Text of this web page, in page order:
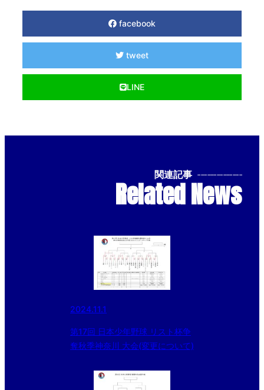
facebook
tweet
LINE
関連記事 --------------
Related News
2024.11.1
第17回 日本少年野球 リスト杯争
奪秋季神奈川 大会(変更について)